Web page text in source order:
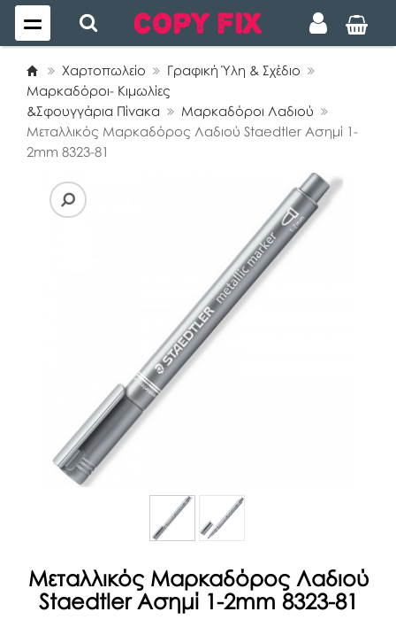
Χαρτοπωλείο
Γραφική Ύλη & Σχέδιο
Μαρκαδόροι- Κιμωλίες
&Σφουγγάρια Πίνακα
Μαρκαδόροι Λαδιού
Μεταλλικός Μαρκαδόρος Λαδιού Staedtler Ασημί 1-
2mm 8323-81
Μεταλλικός Μαρκαδόρος Λαδιού
Staedtler Ασημί 1-2mm 8323-81